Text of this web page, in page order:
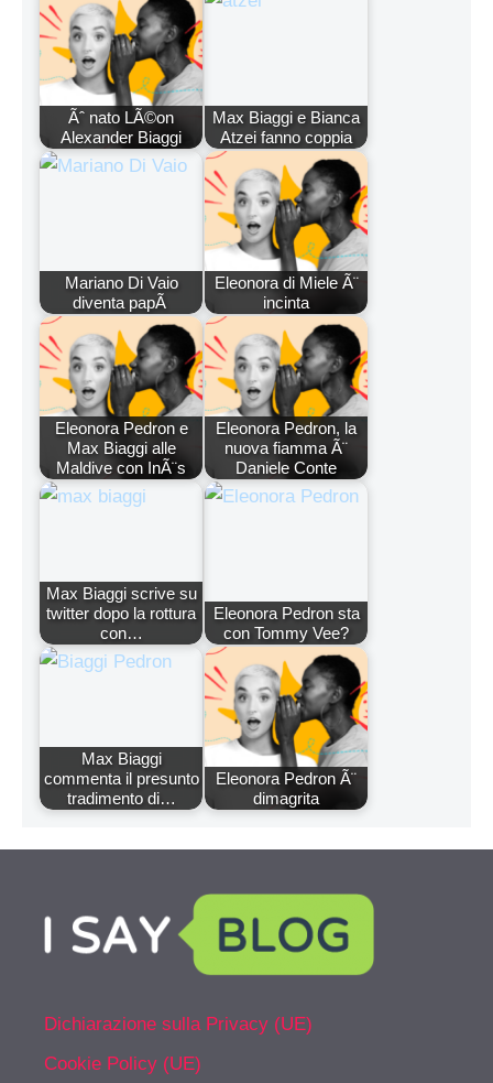
Ãˆ nato LÃ©on
Alexander Biaggi
Max Biaggi e Bianca
Atzei fanno coppia
Mariano Di Vaio
diventa papÃ
Eleonora di Miele Ã¨
incinta
Eleonora Pedron e
Max Biaggi alle
Maldive con InÃ¨s
Eleonora Pedron, la
nuova fiamma Ã¨
Daniele Conte
Max Biaggi scrive su
twitter dopo la rottura
con…
Eleonora Pedron sta
con Tommy Vee?
Max Biaggi
commenta il presunto
tradimento di…
Eleonora Pedron Ã¨
dimagrita
Dichiarazione sulla Privacy (UE)
Cookie Policy (UE)